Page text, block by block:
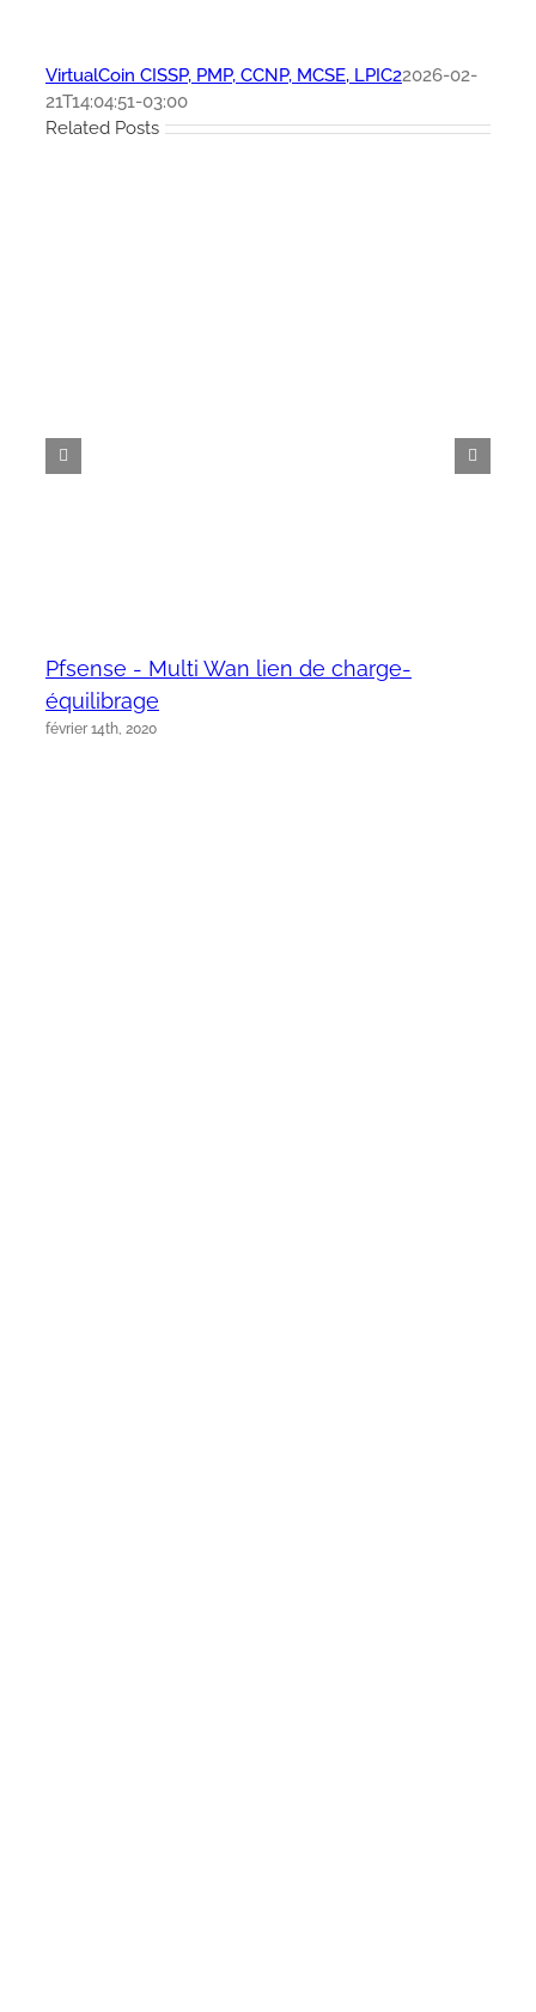
VirtualCoin CISSP, PMP, CCNP, MCSE, LPIC22026-02-
21T14:04:51-03:00
Related Posts
Pfsense - Multi Wan lien de charge-
équilibrage
février 14th, 2020